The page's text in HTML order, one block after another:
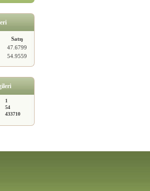
Satış
47.6799
54.9559
1
54
433710